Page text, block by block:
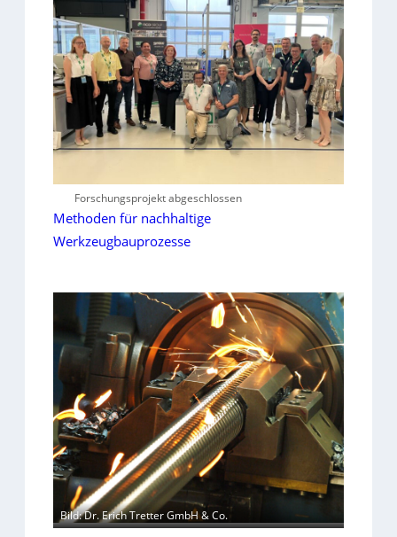
Forschungsprojekt abgeschlossen
Methoden für nachhaltige
Werkzeugbauprozesse
Bild: Dr. Erich Tretter GmbH & Co.